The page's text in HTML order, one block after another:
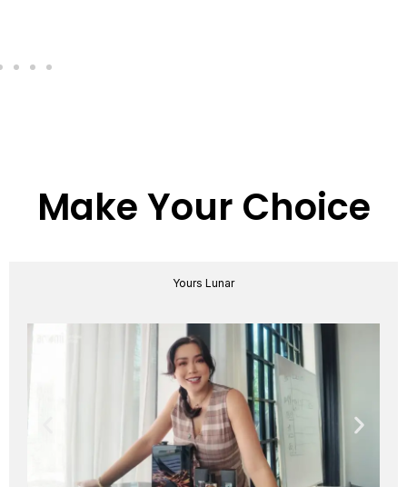
Make Your Choice
Yours Lunar